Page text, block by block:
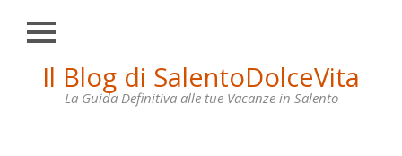
Il Blog di SalentoDolceVita
La Guida Definitiva alle tue Vacanze in Salento
Chiudi
HOME
OTRANTO